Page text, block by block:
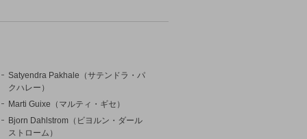
Satyendra Pakhale（サテンドラ・パ
クハレー）
Marti Guixe（マルティ・ギセ）
Bjorn Dahlstrom（ビヨルン・ダール
ストローム）